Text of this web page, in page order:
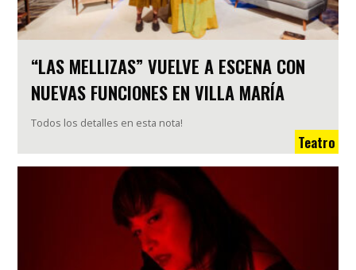
“LAS MELLIZAS” VUELVE A ESCENA CON
NUEVAS FUNCIONES EN VILLA MARÍA
Todos los detalles en esta nota!
Teatro